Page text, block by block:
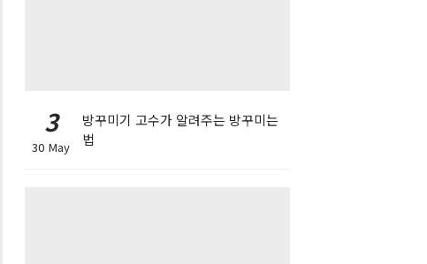
3
30 May
방꾸미기 고수가 알려주는 방꾸미는
법